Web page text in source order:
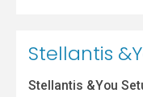
Stellantis
Stellantis &You